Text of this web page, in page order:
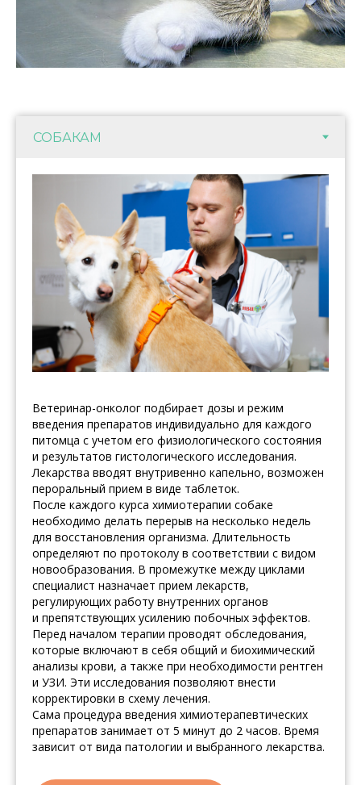
Ветеринар-онколог подбирает дозы и режим
введения препаратов индивидуально для каждого
питомца с учетом его физиологического состояния
и результатов гистологического исследования.
Лекарства вводят внутривенно капельно, возможен
пероральный прием в виде таблеток.
После каждого курса химиотерапии собаке
необходимо делать перерыв на несколько недель
для восстановления организма. Длительность
определяют по протоколу в соответствии с видом
новообразования. В промежутке между циклами
специалист назначает прием лекарств,
регулирующих работу внутренних органов
и препятствующих усилению побочных эффектов.
Перед началом терапии проводят обследования,
которые включают в себя общий и биохимический
анализы крови, а также при необходимости рентген
и УЗИ. Эти исследования позволяют внести
корректировки в схему лечения.
Сама процедура введения химиотерапевтических
препаратов занимает от 5 минут до 2 часов. Время
зависит от вида патологии и выбранного лекарства.